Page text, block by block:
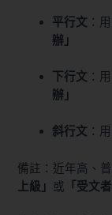
平行文 ：用
辦」
下行文 ：用
辦」
斜行文 ：用
備註：近年高、
上級」 或 「受文